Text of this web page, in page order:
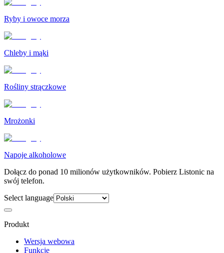
Ryby i owoce morza
Chleby i mąki
Rośliny strączkowe
Mrożonki
Napoje alkoholowe
Dołącz do ponad 10 milionów użytkowników. Pobierz Listonic na
swój telefon.
Select language
Produkt
Wersja webowa
Funkcje